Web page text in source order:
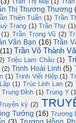
Trần Thị Mai (1) Trần
Thị Thương Thương
Thiện Tuấn (1) Trần
Trang (1) Trần Thư (1)
(1) Trần Trọng Vũ (2)
Văn Bạn (16) Trần
(11) Trần Võ Thành
Triệu Lam Châu (1)
(2) Trịnh Hoài Linh (5)
(1) Trịnh Viết Hiệp (1)
(1) Trúc Linh Lan (2)
Trung Đỉnh (1) Trung Y
ký (2)
Tưởng (16) Trương